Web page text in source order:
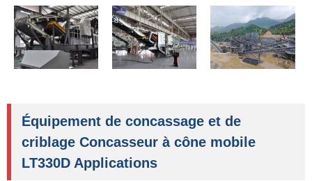
Équipement de concassage et de
criblage Concasseur à cône mobile
LT330D Applications